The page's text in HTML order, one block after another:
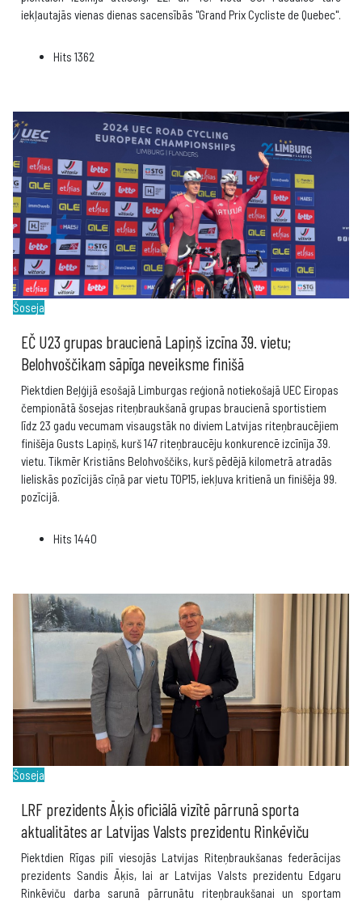
iekļautajās vienas dienas sacensībās "Grand Prix Cycliste de Quebec".
Hits 1362
Šoseja
EČ U23 grupas braucienā Lapiņš izcīna 39. vietu;
Belohvoščikam sāpīga neveiksme finišā
Piektdien Beļģijā esošajā Limburgas reģionā notiekošajā UEC Eiropas
čempionātā šosejas riteņbraukšanā grupas braucienā sportistiem
līdz 23 gadu vecumam visaugstāk no diviem Latvijas riteņbraucējiem
finišēja Gusts Lapiņš, kurš 147 riteņbraucēju konkurencē izcīnīja 39.
vietu. Tikmēr Kristiāns Belohvoščiks, kurš pēdējā kilometrā atradās
lieliskās pozīcijās cīņā par vietu TOP15, iekļuva kritienā un finišēja 99.
pozīcijā.
Hits 1440
Šoseja
LRF prezidents Āķis oficiālā vizītē pārrunā sporta
aktualitātes ar Latvijas Valsts prezidentu Rinkēviču
Piektdien Rīgas pilī viesojās Latvijas Riteņbraukšanas federācijas
prezidents Sandis Āķis, lai ar Latvijas Valsts prezidentu Edgaru
Rinkēviču darba sarunā pārrunātu riteņbraukšanai un sportam